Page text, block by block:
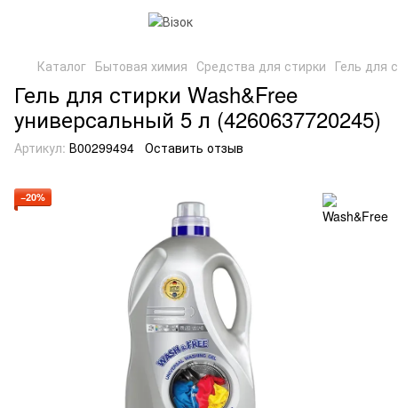
Каталог Бытовая химия Средства для стирки Гель для
Гель для стирки Wash&Free
универсальный 5 л (4260637720245)
Артикул: В00299494 Оставить отзыв
−20%